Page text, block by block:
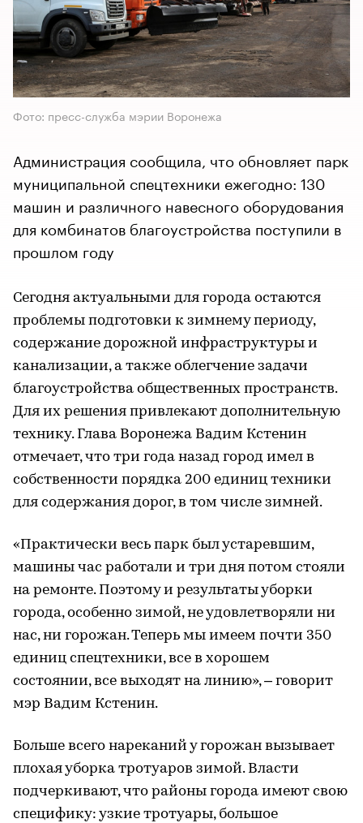
Фото: пресс-служба мэрии Воронежа
Администрация сообщила, что обновляет парк
муниципальной спецтехники ежегодно: 130
машин и различного навесного оборудования
для комбинатов благоустройства поступили в
прошлом году
Сегодня актуальными для города остаются
проблемы подготовки к зимнему периоду,
содержание дорожной инфраструктуры и
канализации, а также облегчение задачи
благоустройства общественных пространств.
Для их решения привлекают дополнительную
технику. Глава Воронежа Вадим Кстенин
отмечает, что три года назад город имел в
собственности порядка 200 единиц техники
для содержания дорог, в том числе зимней.
«Практически весь парк был устаревшим,
машины час работали и три дня потом стояли
на ремонте. Поэтому и результаты уборки
города, особенно зимой, не удовлетворяли ни
нас, ни горожан. Теперь мы имеем почти 350
единиц спецтехники, все в хорошем
состоянии, все выходят на линию», – говорит
мэр Вадим Кстенин.
Больше всего нареканий у горожан вызывает
плохая уборка тротуаров зимой. Власти
подчеркивают, что районы города имеют свою
специфику: узкие тротуары, большое